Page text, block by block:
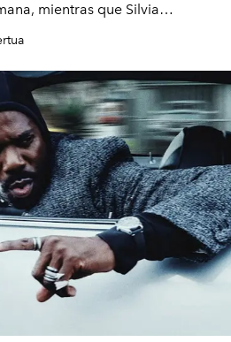
mientras que Silvia